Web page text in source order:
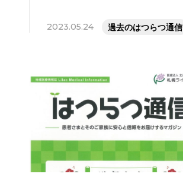
2023.05.24 過去のはつらつ通信